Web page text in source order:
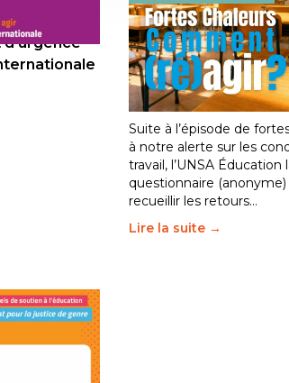
Canicule :
l’académie de
faites remonter vos
23 juin 2026- AUVERGNE-
Suite à l’épisode de
à notre alerte sur les
travail, l’UNSA Éducation
questionnaire
recueillir les retours…
Lire la suite →